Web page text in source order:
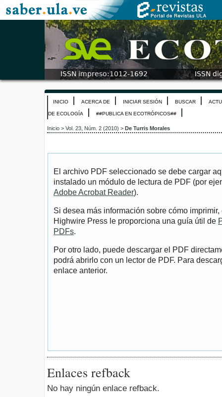
INICIO ACERCA DE INICIAR SESIÓN BUSCAR
DE ECOLOGÍA ##PUBLICA EN ECOTRÓPICOS##
Inicio > Vol. 23, Núm. 2 (2010) > De Turris Morales
El archivo PDF seleccionado se debe cargar
instalado un módulo de lectura de PDF (por
Adobe Acrobat Reader).
Si desea más información sobre cómo
Highwire Press le proporciona una guía útil de
PDFs.
Por otro lado, puede descargar el PDF
podrá abrirlo con un lector de PDF. Para
enlace anterior.
Enlaces refback
No hay ningún enlace refback.